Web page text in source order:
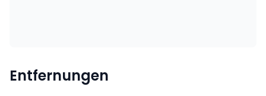
Entfernungen